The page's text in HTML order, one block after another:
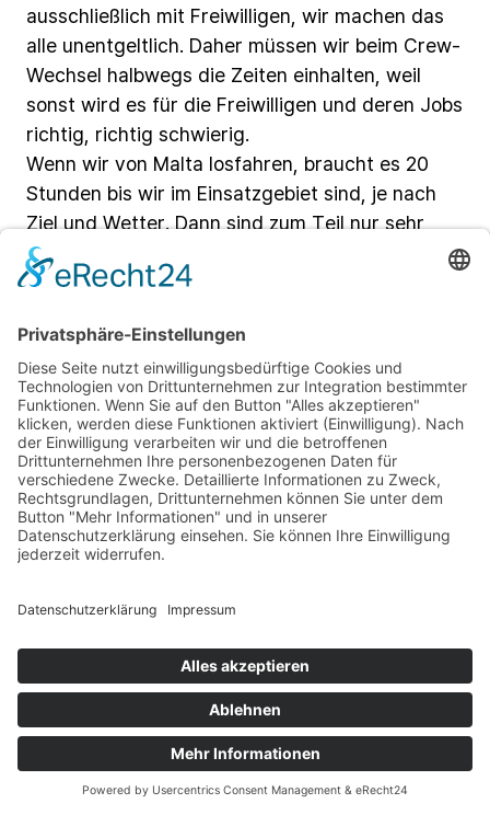
ausschließlich mit Freiwilligen, wir machen das
alle unentgeltlich. Daher müssen wir beim Crew-
Wechsel halbwegs die Zeiten einhalten, weil
sonst wird es für die Freiwilligen und deren Jobs
richtig, richtig schwierig.
Wenn wir von Malta losfahren, braucht es 20
Stunden bis wir im Einsatzgebiet sind, je nach
Ziel und Wetter. Dann sind zum Teil nur sehr,
sehr
beispielsweise 7, und
ist das Rettungsboot für
stillgelegt. Bis die dann ausgeschifft sind
Zollformalitäten beendet sind, dauert es auch
2 bis 4 Tage und dann ist man gezwungen
wieder nach Malta zu fahren, um auf die neue
Crew zu warten, da man keine Zeit mehr hat,
erneut ins SAR Gebiet zu fahren.
Das war so der erste Weg, dafür zu sorgen,
Aber nicht jede NGO hat den
Code of Conduct
unterschrieben.